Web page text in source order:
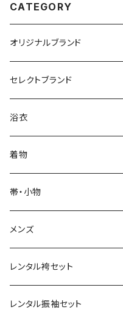
CATEGORY
オリジナルブランド
カジュアル着物
単衣
袷
浴衣
レディース
メンズ
帯
名古屋帯
半巾帯
羽織・コート
羽織
コート
草履・下駄
草履
雪駄
小物
帯揚
KIMONOanne.コラボ
セレクトブランド
IKS COLLECTION
JUNKO KOSHINO
撫松庵
モダンアンテナ
ROBE JAPONICA
井原デニム
浴衣
レディース浴衣
メンズ浴衣
球団承認カープ浴衣
サンフレッチェ広島浴衣
浴衣小物
着物
着物
単衣
袷
羽織・コート
羽織
コート
帯・小物
帯
名古屋帯
半巾帯
小物
帯揚
草履・下駄
メンズ
レンタル袴セット
レンタル振袖セット